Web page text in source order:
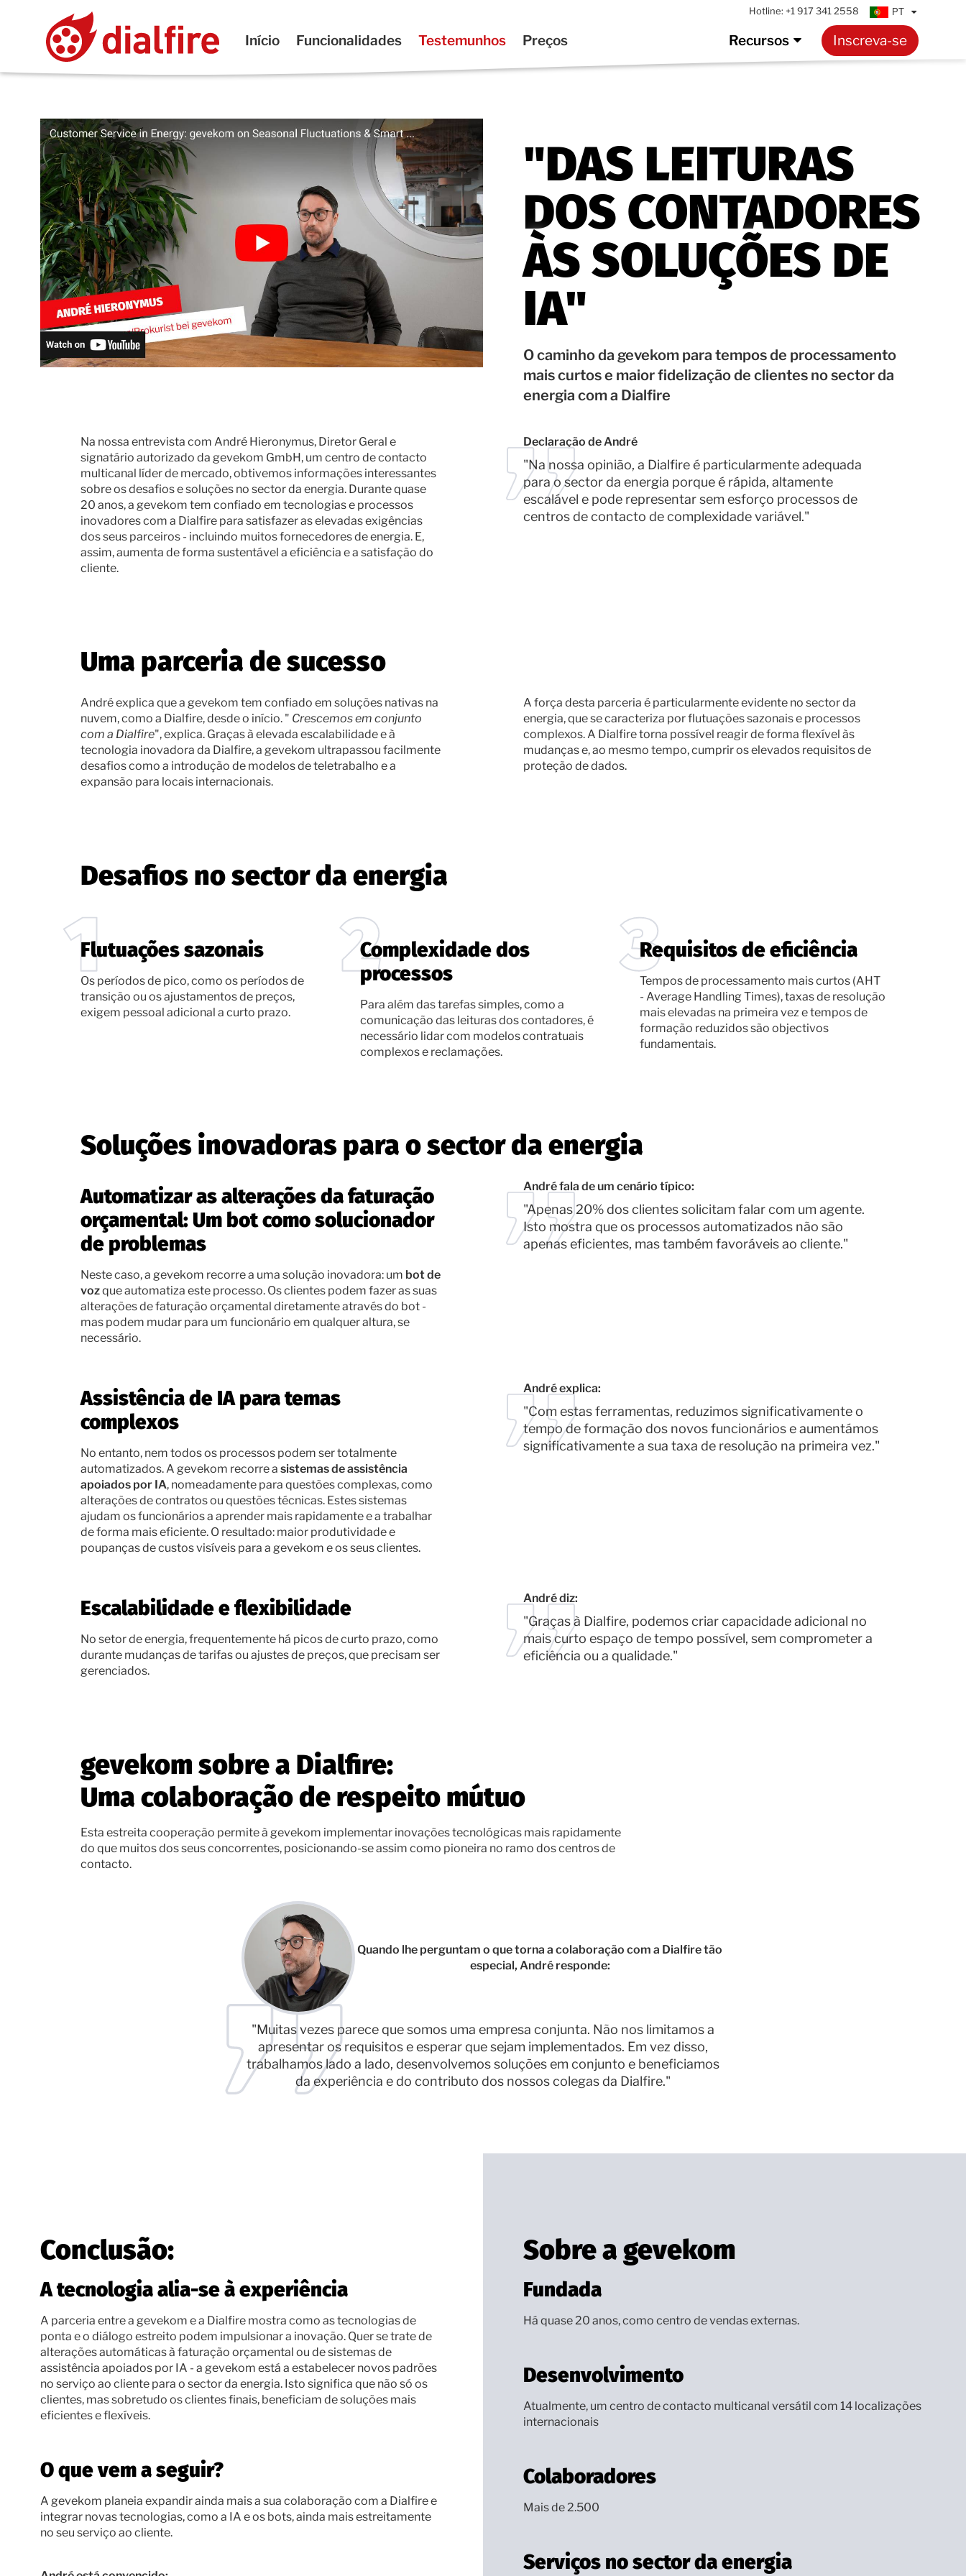
Hotline: +1 917 341 2558 PT
Início Funcionalidades Testemunhos Preços Recursos Inscreva-se
"DAS LEITURAS
DOS CONTADORES
ÀS SOLUÇÕES DE
IA"
O caminho da gevekom para tempos de processamento
mais curtos e maior fidelização de clientes no sector da
energia com a Dialfire
Na nossa entrevista com André Hieronymus, Diretor Geral e
signatário autorizado da gevekom GmbH, um centro de contacto
multicanal líder de mercado, obtivemos informações interessantes
sobre os desafios e soluções no sector da energia. Durante quase
20 anos, a gevekom tem confiado em tecnologias e processos
inovadores com a Dialfire para satisfazer as elevadas exigências
dos seus parceiros - incluindo muitos fornecedores de energia. E,
assim, aumenta de forma sustentável a eficiência e a satisfação do
cliente.
Declaração de André
"Na nossa opinião, a Dialfire é particularmente adequada
para o sector da energia porque é rápida, altamente
escalável e pode representar sem esforço processos de
centros de contacto de complexidade variável."
Uma parceria de sucesso
André explica que a gevekom tem confiado em soluções nativas na
nuvem, como a Dialfire, desde o início. " Crescemos em conjunto
com a Dialfire", explica. Graças à elevada escalabilidade e à
tecnologia inovadora da Dialfire, a gevekom ultrapassou facilmente
desafios como a introdução de modelos de teletrabalho e a
expansão para locais internacionais.
A força desta parceria é particularmente evidente no sector da
energia, que se caracteriza por flutuações sazonais e processos
complexos. A Dialfire torna possível reagir de forma flexível às
mudanças e, ao mesmo tempo, cumprir os elevados requisitos de
proteção de dados.
Desafios no sector da energia
Flutuações sazonais
Os períodos de pico, como os períodos de
transição ou os ajustamentos de preços,
exigem pessoal adicional a curto prazo.
Complexidade dos
processos
Para além das tarefas simples, como a
comunicação das leituras dos contadores, é
necessário lidar com modelos contratuais
complexos e reclamações.
Requisitos de eficiência
Tempos de processamento mais curtos (AHT
- Average Handling Times), taxas de resolução
mais elevadas na primeira vez e tempos de
formação reduzidos são objectivos
fundamentais.
Soluções inovadoras para o sector da energia
Automatizar as alterações da faturação
orçamental: Um bot como solucionador
de problemas
Neste caso, a gevekom recorre a uma solução inovadora: um bot de
vozque automatiza este processo. Os clientes podem fazer as suas
alterações de faturação orçamental diretamente através do bot -
mas podem mudar para um funcionário em qualquer altura, se
necessário.
André fala de um cenário típico:
"Apenas 20% dos clientes solicitam falar com um agente.
Isto mostra que os processos automatizados não são
apenas eficientes, mas também favoráveis ao cliente."
Assistência de IA para temas
complexos
No entanto, nem todos os processos podem ser totalmente
automatizados. A gevekom recorre a sistemas de assistência
apoiados por IA, nomeadamente para questões complexas, como
alterações de contratos ou questões técnicas. Estes sistemas
ajudam os funcionários a aprender mais rapidamente e a trabalhar
de forma mais eficiente. O resultado: maior produtividade e
poupanças de custos visíveis para a gevekom e os seus clientes.
André explica:
"Com estas ferramentas, reduzimos significativamente o
tempo de formação dos novos funcionários e aumentámos
significativamente a sua taxa de resolução na primeira vez."
Escalabilidade e flexibilidade
No setor de energia, frequentemente há picos de curto prazo, como
durante mudanças de tarifas ou ajustes de preços, que precisam ser
gerenciados.
André diz:
"Graças à Dialfire, podemos criar capacidade adicional no
mais curto espaço de tempo possível, sem comprometer a
eficiência ou a qualidade."
gevekom sobre a Dialfire:
Uma colaboração de respeito mútuo
Esta estreita cooperação permite à gevekom implementar inovações tecnológicas mais rapidamente
do que muitos dos seus concorrentes, posicionando-se assim como pioneira no ramo dos centros de
contacto.
Quando lhe perguntam o que torna a colaboração com a Dialfire tão
especial, André responde:
"Muitas vezes parece que somos uma empresa conjunta. Não nos limitamos a
apresentar os requisitos e esperar que sejam implementados. Em vez disso,
trabalhamos lado a lado, desenvolvemos soluções em conjunto e beneficiamos
da experiência e do contributo dos nossos colegas da Dialfire."
Conclusão:
A tecnologia alia-se à experiência
A parceria entre a gevekom e a Dialfire mostra como as tecnologias de
ponta e o diálogo estreito podem impulsionar a inovação. Quer se trate de
alterações automáticas à faturação orçamental ou de sistemas de
assistência apoiados por IA - a gevekom está a estabelecer novos padrões
no serviço ao cliente para o sector da energia. Isto significa que não só os
clientes, mas sobretudo os clientes finais, beneficiam de soluções mais
eficientes e flexíveis.
O que vem a seguir?
A gevekom planeia expandir ainda mais a sua colaboração com a Dialfire e
integrar novas tecnologias, como a IA e os bots, ainda mais estreitamente
no seu serviço ao cliente.
Sobre a gevekom
Fundada
Há quase 20 anos, como centro de vendas externas.
Desenvolvimento
Atualmente, um centro de contacto multicanal versátil com 14 localizações
internacionais
Colaboradores
Mais de 2.500
Serviços no sector da energia